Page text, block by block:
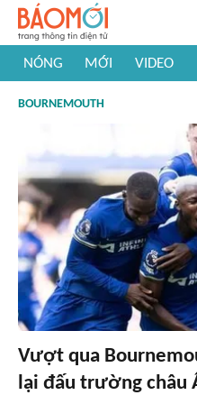
NÓNG MỚI VIDEO
#Khám phá thế giới
BOURNEMOUTH
Vượt qua
lại đấu trường châu